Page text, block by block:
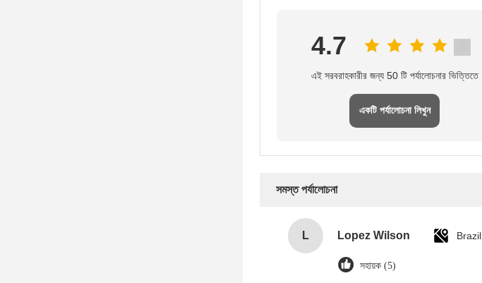
4.7
এই সরবরাহকারীর জন্য 50 টি পর্যালোচনার ভিত্তিতে
একটি পর্যালোচনা লিখুন
সমস্ত পর্যালোচনা
L Lopez Wilson Brazil
সহায়ক (5)